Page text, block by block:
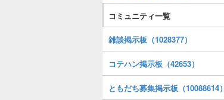
コミュニティ一覧
雑談掲示板（1028377）
コテハン掲示板（42653）
ともだち募集掲示板（10088614）